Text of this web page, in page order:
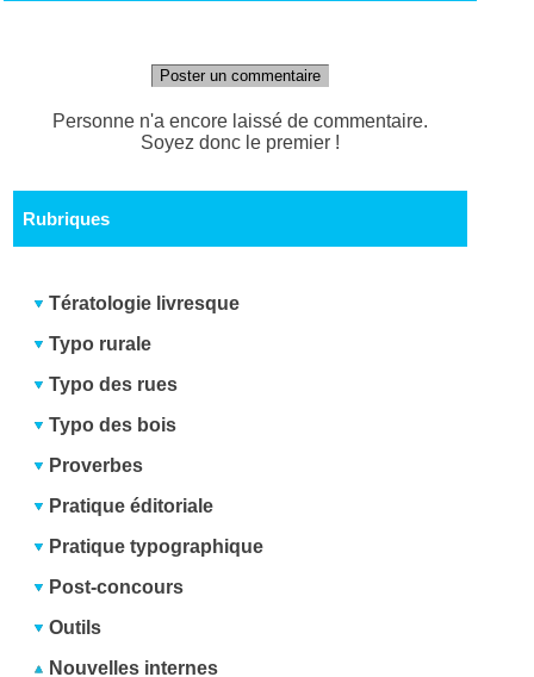
Poster un commentaire
Personne n'a encore laissé de commentaire.
Soyez donc le premier !
Rubriques
Tératologie livresque
Typo rurale
Typo des rues
Typo des bois
Proverbes
Pratique éditoriale
Pratique typographique
Post-concours
Outils
Nouvelles internes